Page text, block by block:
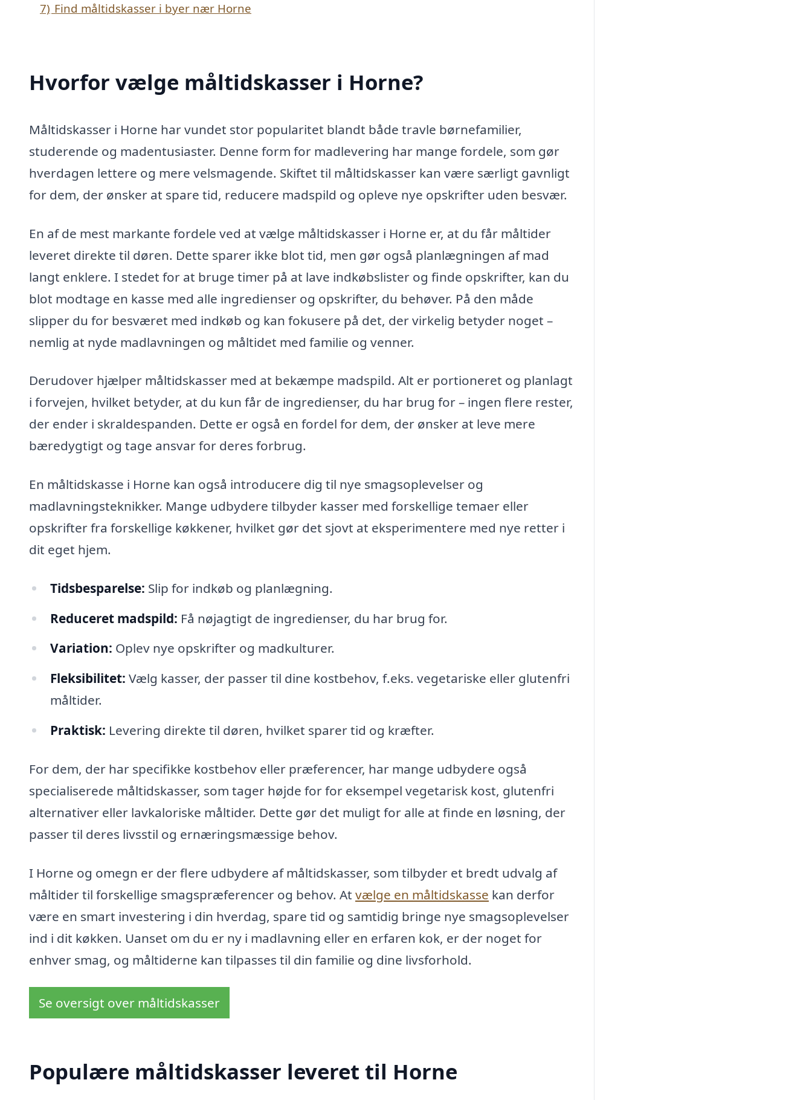
7) Find måltidskasser i byer nær Horne
Hvorfor vælge måltidskasser i Horne?
Måltidskasser i Horne har vundet stor popularitet blandt både travle børnefamilier,
studerende og madentusiaster. Denne form for madlevering har mange fordele, som gør
hverdagen lettere og mere velsmagende. Skiftet til måltidskasser kan være særligt gavnligt
for dem, der ønsker at spare tid, reducere madspild og opleve nye opskrifter uden besvær.
En af de mest markante fordele ved at vælge måltidskasser i Horne er, at du får måltider
leveret direkte til døren. Dette sparer ikke blot tid, men gør også planlægningen af mad
langt enklere. I stedet for at bruge timer på at lave indkøbslister og finde opskrifter, kan du
blot modtage en kasse med alle ingredienser og opskrifter, du behøver. På den måde
slipper du for besværet med indkøb og kan fokusere på det, der virkelig betyder noget –
nemlig at nyde madlavningen og måltidet med familie og venner.
Derudover hjælper måltidskasser med at bekæmpe madspild. Alt er portioneret og planlagt
i forvejen, hvilket betyder, at du kun får de ingredienser, du har brug for – ingen flere rester,
der ender i skraldespanden. Dette er også en fordel for dem, der ønsker at leve mere
bæredygtigt og tage ansvar for deres forbrug.
En måltidskasse i Horne kan også introducere dig til nye smagsoplevelser og
madlavningsteknikker. Mange udbydere tilbyder kasser med forskellige temaer eller
opskrifter fra forskellige køkkener, hvilket gør det sjovt at eksperimentere med nye retter i
dit eget hjem.
Tidsbesparelse: Slip for indkøb og planlægning.
Reduceret madspild: Få nøjagtigt de ingredienser, du har brug for.
Variation: Oplev nye opskrifter og madkulturer.
Fleksibilitet: Vælg kasser, der passer til dine kostbehov, f.eks. vegetariske eller glutenfri
måltider.
Praktisk: Levering direkte til døren, hvilket sparer tid og kræfter.
For dem, der har specifikke kostbehov eller præferencer, har mange udbydere også
specialiserede måltidskasser, som tager højde for for eksempel vegetarisk kost, glutenfri
alternativer eller lavkaloriske måltider. Dette gør det muligt for alle at finde en løsning, der
passer til deres livsstil og ernæringsmæssige behov.
I Horne og omegn er der flere udbydere af måltidskasser, som tilbyder et bredt udvalg af
måltider til forskellige smagspræferencer og behov. At vælge en måltidskasse kan derfor
være en smart investering i din hverdag, spare tid og samtidig bringe nye smagsoplevelser
ind i dit køkken. Uanset om du er ny i madlavning eller en erfaren kok, er der noget for
enhver smag, og måltiderne kan tilpasses til din familie og dine livsforhold.
Se oversigt over måltidskasser
Populære måltidskasser leveret til Horne